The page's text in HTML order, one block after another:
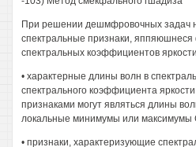
При решении дешмфровочных задач
спектральные признаки,
спектральных коэффициентов
• характерные длины волн в
спектрального коэффициента
признаками могут являться длины
локальные минимумы или максимумы
• признаки, характеризующие